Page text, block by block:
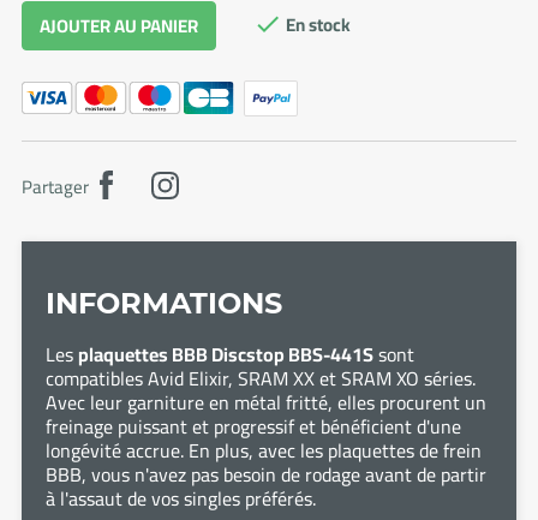
INFORMATIONS
Lesplaquettes BBB Discstop BBS-441Ssont
compatibles Avid Elixir, SRAM XX et SRAM XO séries.
Avec leur garniture en métal fritté, elles procurent un
freinage puissant et progressif et bénéficient d'une
longévité accrue. En plus, avec les plaquettes de frein
BBB, vous n'avez pas besoin de rodage avant de partir
à l'assaut de vos singles préférés.
AJOUTER AU PANIER  En stock
Partager